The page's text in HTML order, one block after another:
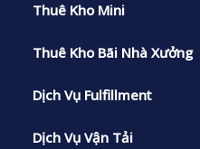
Thuê Kho Mini
Thuê Kho Bãi Nhà Xưởng
Dịch Vụ Fulfillment
Dịch Vụ Vận Tải